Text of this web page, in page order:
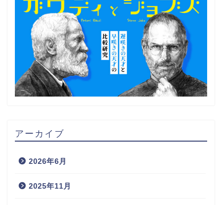
アーカイブ
2026年6月
2025年11月